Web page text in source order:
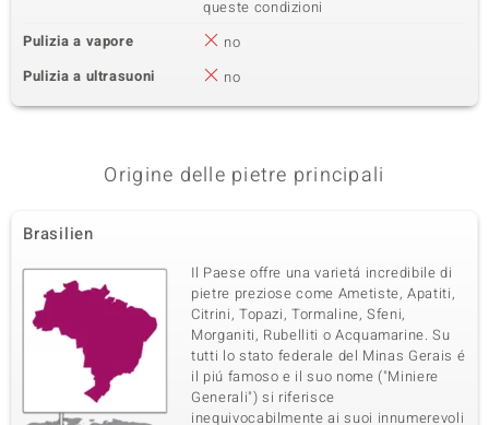
queste condizioni
Pulizia a vapore
no
Pulizia a ultrasuoni
no
Origine delle pietre principali
Brasilien
Il Paese offre una varietá incredibile di
pietre preziose come Ametiste, Apatiti,
Citrini, Topazi, Tormaline, Sfeni,
Morganiti, Rubelliti o Acquamarine. Su
tutti lo stato federale del Minas Gerais é
il piú famoso e il suo nome ("Miniere
Generali") si riferisce
inequivocabilmente ai suoi innumerevoli